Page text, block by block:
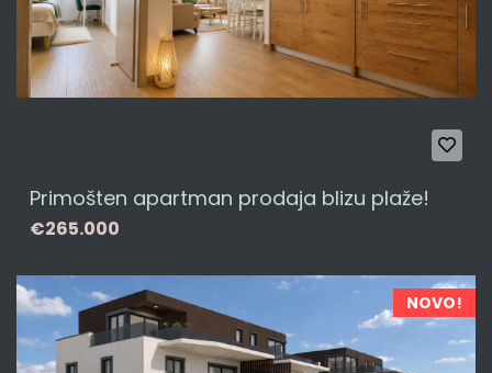
Primošten apartman prodaja blizu plaže!
€265.000
NOVO!